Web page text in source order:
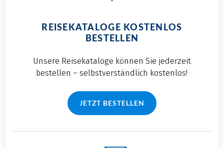
REISEKATALOGE KOSTENLOS
BESTELLEN
Unsere Reisekataloge können Sie jederzeit
bestellen – selbstverständlich kostenlos!
JETZT BESTELLEN